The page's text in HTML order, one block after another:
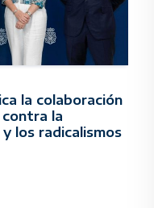
la colaboración
contra la
los radicalismos